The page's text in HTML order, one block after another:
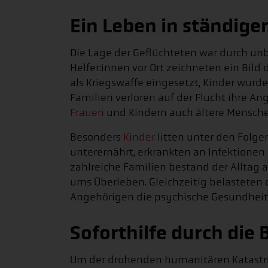
Ein Leben in
Die Lage der Geflüchteten war durch
Helfer:innen vor Ort zeichneten ein Bild
als Kriegswaffe eingesetzt, Kinder
Familien verloren auf der Flucht ihre
Frauen und Kindern auch ältere
Besonders Kinder litten unter den
unterernährt, erkrankten an
zahlreiche Familien bestand der Alltag
ums Überleben. Gleichzeitig
Angehörigen die psychische
Soforthilfe durch die
Um der drohenden humanitären